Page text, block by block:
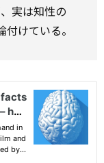
実は知性の
付けている。